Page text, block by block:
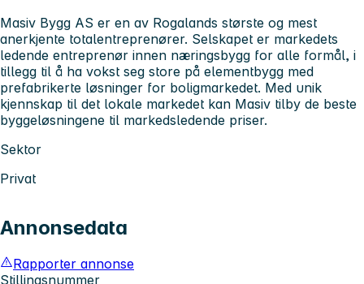
Masiv Bygg AS er en av Rogalands største og mest
anerkjente totalentreprenører. Selskapet er markedets
ledende entreprenør innen næringsbygg for alle formål, i
tillegg til å ha vokst seg store på elementbygg med
prefabrikerte løsninger for boligmarkedet. Med unik
kjennskap til det lokale markedet kan Masiv tilby de beste
byggeløsningene til markedsledende priser.
Sektor
Privat
Annonsedata
Rapporter annonse
Stillingsnummer